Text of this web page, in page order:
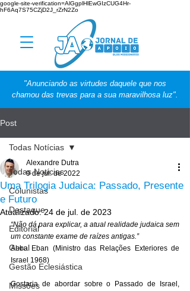
google-site-verification=AlGgplHlEwGIzCUG4Hr-
hF6Aq7S75CZjD2J_rZrN2Zo
"Anunciando as virtudes daquele que nos
chamou das trevas para a sua maravilhosa luz".
Post
Todas Notícias
Colunistas
Destaque
Editorial
Geral
Gestão Eclesiástica
Missões
Todas Notícias
Uma Trilogia Judaica: Passado, Presente
e Futuro
Alexandre Dutra
9 de jul. de 2022
Atualizado:24 de jul. de 2023
“Não dá para explicar, a atual realidade judaica sem
um constante exame de raízes antigas.”
Abba Eban (Ministro das Relações Exteriores de
Israel 1968)
Gostaria de abordar sobre o Passado de Israel,